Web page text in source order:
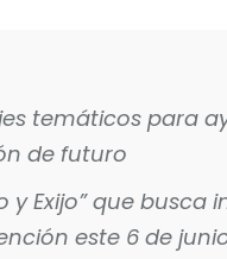
temáticos para
de futuro
Exijo” que busca
este 6 de